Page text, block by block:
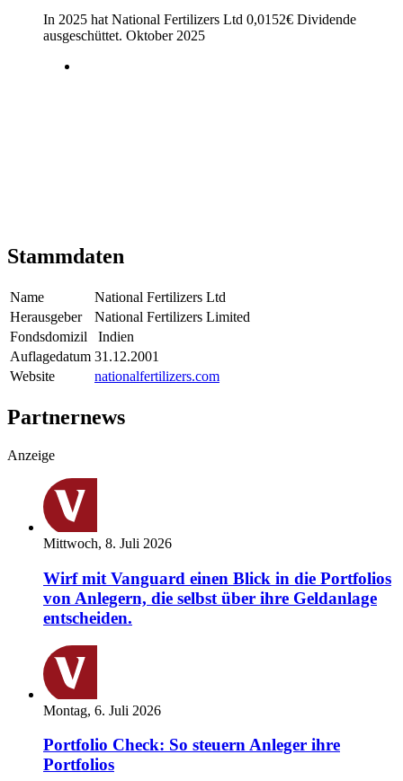
In 2025 hat National Fertilizers Ltd 0,0152€ Dividende
ausgeschüttet. Oktober 2025
Stammdaten
Name
National Fertilizers Ltd
Herausgeber
National Fertilizers Limited
Fondsdomizil
Indien
Auflagedatum 31.12.2001
Website
nationalfertilizers.com
Partnernews
Anzeige
Mittwoch, 8. Juli 2026
Wirf mit Vanguard einen Blick in die Portfolios
von Anlegern, die selbst über ihre Geldanlage
entscheiden.
Montag, 6. Juli 2026
Portfolio Check: So steuern Anleger ihre
Portfolios